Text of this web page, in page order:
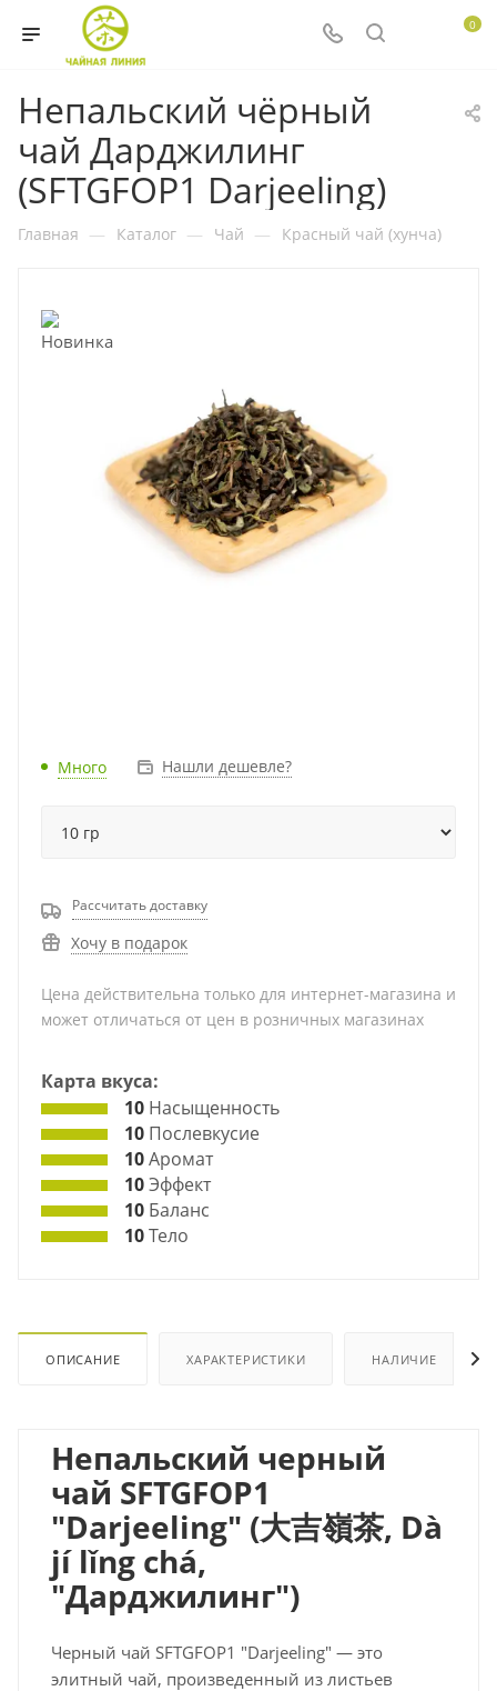
0
Непальский чёрный
чай Дарджилинг
(SFTGFOP1 Darjeeling)
Главная — Каталог — Чай — Красный чай (хунча)
Много Нашли дешевле?
Рассчитать доставку
Хочу в подарок
Цена действительна только для интернет-магазина и
может отличаться от цен в розничных магазинах
Карта вкуса:
10 Насыщенность
10 Послевкусие
10Аромат
10Эффект
10 Баланс
10Тело
ОПИСАНИЕ ХАРАКТЕРИСТИКИ НАЛИЧИЕ
Непальский черный
чай SFTGFOP1
"Darjeeling" (大吉嶺茶, Dà
jí lǐng chá,
"Дарджилинг")
Черный чай SFTGFOP1 "Darjeeling" — это
элитный чай, произведенный из листьев